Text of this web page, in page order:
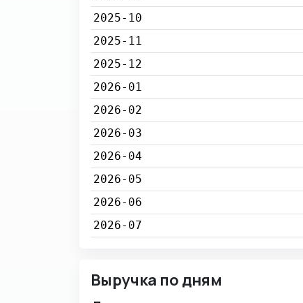
2025-10
2025-11
2025-12
2026-01
2026-02
2026-03
2026-04
2026-05
2026-06
2026-07
Выручка по дням